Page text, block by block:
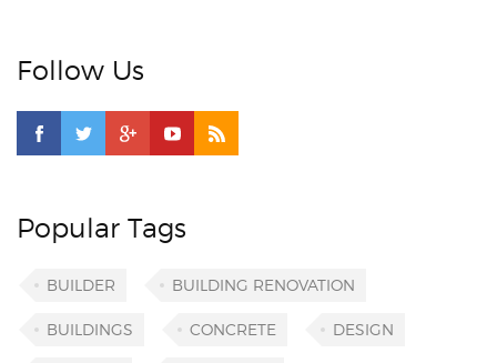
Follow Us
Popular Tags
BUILDER BUILDING RENOVATION
BUILDINGS CONCRETE DESIGN